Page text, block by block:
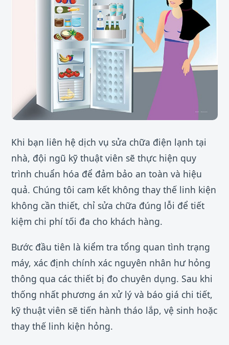
Khi bạn liên hệ dịch vụ sửa chữa điện lạnh tại
nhà, đội ngũ kỹ thuật viên sẽ thực hiện quy
trình chuẩn hóa để đảm bảo an toàn và hiệu
quả. Chúng tôi cam kết không thay thế linh kiện
không cần thiết, chỉ sửa chữa đúng lỗi để tiết
kiệm chi phí tối đa cho khách hàng.
Bước đầu tiên là kiểm tra tổng quan tình trạng
máy, xác định chính xác nguyên nhân hư hỏng
thông qua các thiết bị đo chuyên dụng. Sau khi
thống nhất phương án xử lý và báo giá chi tiết,
kỹ thuật viên sẽ tiến hành tháo lắp, vệ sinh hoặc
thay thế linh kiện hỏng.